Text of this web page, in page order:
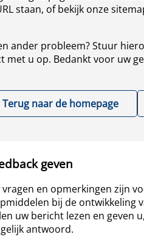
staan, of bekijk onze
ander probleem? Stuur
met u op. Bedankt voor uw
Terug naar de homepage
geven
vragen en opmerkingen zijn
bij de ontwikkeling
uw bericht lezen en geven
antwoord.